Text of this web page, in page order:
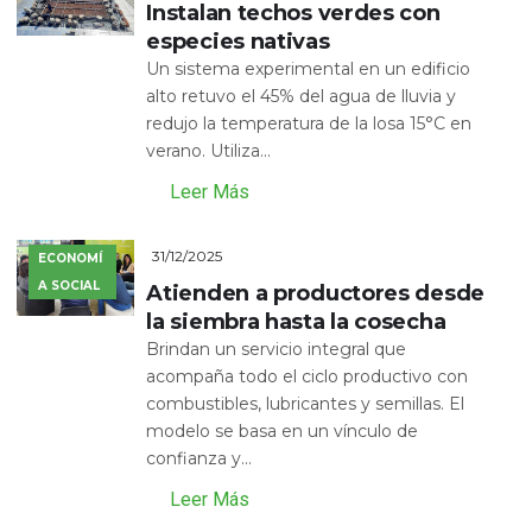
Instalan techos verdes con
especies nativas
Un sistema experimental en un edificio
alto retuvo el 45% del agua de lluvia y
redujo la temperatura de la losa 15°C en
verano. Utiliza...
Leer Más
ECONOMÍ
A SOCIAL
31/12/2025
Atienden a productores desde
la siembra hasta la cosecha
Brindan un servicio integral que
acompaña todo el ciclo productivo con
combustibles, lubricantes y semillas. El
modelo se basa en un vínculo de
confianza y...
Leer Más